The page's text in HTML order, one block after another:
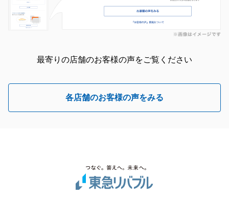
最寄りの店舗のお客様の声をご覧ください
各店舗のお客様の声をみる